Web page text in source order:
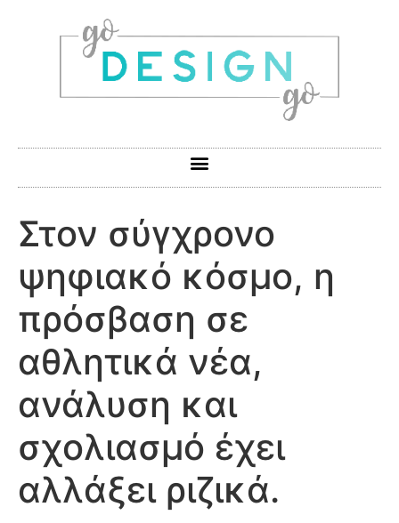
Στον σύγχρονο
ψηφιακό κόσμο, η
πρόσβαση σε
αθλητικά νέα,
ανάλυση και
σχολιασμό έχει
αλλάξει ριζικά.